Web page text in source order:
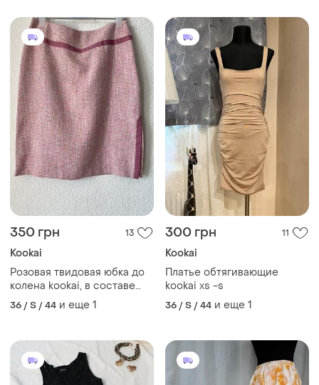
350 грн 13
Kookai
Розовая твидовая юбка до
колена kookai, в составе
шелк
36 / S / 44 и еще 1
300 грн 11
Kookai
Платье обтягивающие
kookai xs -s
36 / S / 44 и еще 1